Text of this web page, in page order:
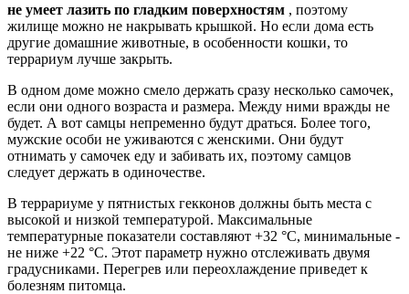
не умеет лазить по гладким поверхностям , поэтому
жилище можно не накрывать крышкой. Но если дома есть
другие домашние животные, в особенности кошки, то
террариум лучше закрыть.
В одном доме можно смело держать сразу несколько самочек,
если они одного возраста и размера. Между ними вражды не
будет. А вот самцы непременно будут драться. Более того,
мужские особи не уживаются с женскими. Они будут
отнимать у самочек еду и забивать их, поэтому самцов
следует держать в одиночестве.
В террариуме у пятнистых гекконов должны быть места с
высокой и низкой температурой. Максимальные
температурные показатели составляют +32 °C, минимальные -
не ниже +22 °С. Этот параметр нужно отслеживать двумя
градусниками. Перегрев или переохлаждение приведет к
болезням питомца.